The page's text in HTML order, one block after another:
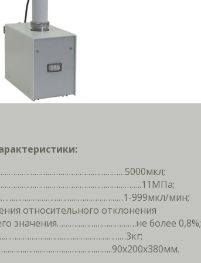
999мкл/мин;
относительного отклонения
значения……………………………….не более 0,8%;